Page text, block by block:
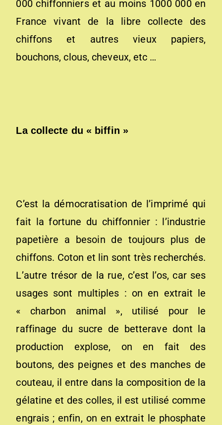
000 chiffonniers et au moins 1000 000 en
France vivant de la libre collecte des
chiffons et autres vieux papiers,
bouchons, clous, cheveux, etc …
La collecte du « biffin »
C’est la démocratisation de l’imprimé qui
fait la fortune du chiffonnier : l’industrie
papetière a besoin de toujours plus de
chiffons. Coton et lin sont très recherchés.
L’autre trésor de la rue, c’est l’os, car ses
usages sont multiples : on en extrait le
« charbon animal », utilisé pour le
raffinage du sucre de betterave dont la
production explose, on en fait des
boutons, des peignes et des manches de
couteau, il entre dans la composition de la
gélatine et des colles, il est utilisé comme
engrais ; enfin, on en extrait le phosphate